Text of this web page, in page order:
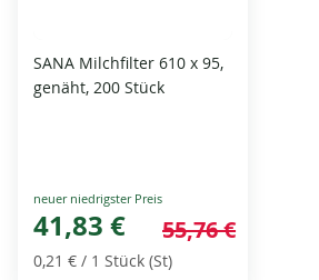
SANA Milchfilter 610 x 95,
genäht, 200 Stück
Special
Price
41,83 € 55,76 €
0,21 € / 1 Stück (St)